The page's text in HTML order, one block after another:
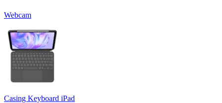
Webcam
Casing Keyboard iPad